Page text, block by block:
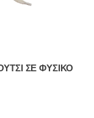
ΣΕ ΦΥΣΙΚΟ